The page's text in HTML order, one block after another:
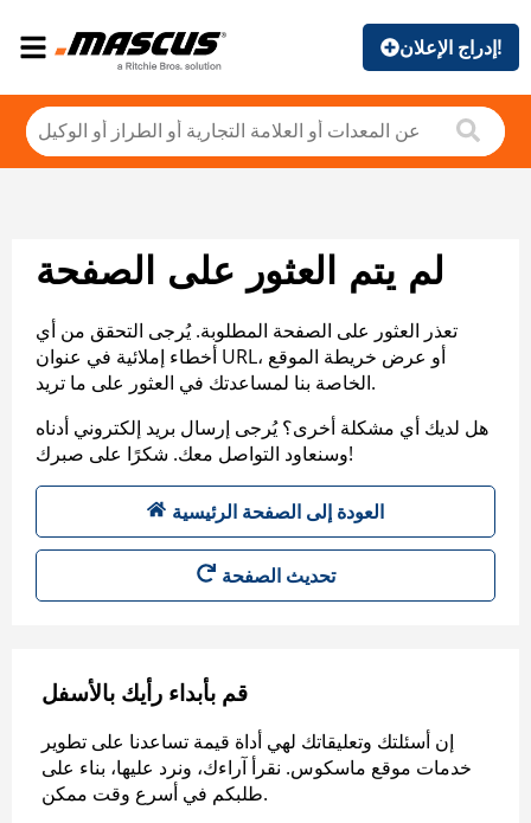
إدراج الإعلان!
لم يتم العثور على الصفحة
تعذر العثور على الصفحة المطلوبة. يُرجى التحقق من أي
أخطاء إملائية في عنوان URL، أو عرض خريطة الموقع
الخاصة بنا لمساعدتك في العثور على ما تريد.
هل لديك أي مشكلة أخرى؟ يُرجى إرسال بريد إلكتروني أدناه
وسنعاود التواصل معك. شكرًا على صبرك!
العودة إلى الصفحة الرئيسية
تحديث الصفحة
قم بأبداء رأيك بالأسفل
إن أسئلتك وتعليقاتك لهي أداة قيمة تساعدنا على تطوير
خدمات موقع ماسكوس. نقرأ آراءك، ونرد عليها، بناء على
طلبكم في أسرع وقت ممكن.